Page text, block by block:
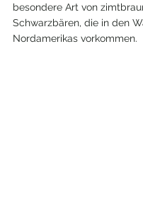
besondere Art von
Schwarzbären, die in den
Nordamerikas vorkommen.